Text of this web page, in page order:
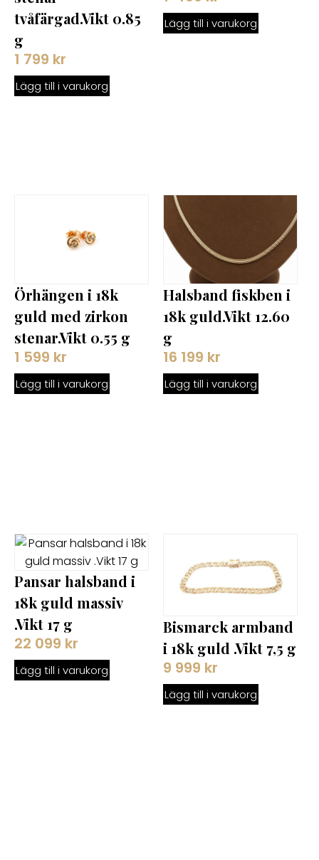
tvåfärgad.Vikt 0.85
g
1 799 kr
Lägg till i varukorg
Lägg till i varukorg
Örhängen i 18k
guld med zirkon
stenar.Vikt 0.55 g
1 599 kr
Lägg till i varukorg
Halsband fiskben i
18k guld.Vikt 12.60
g
16 199 kr
Lägg till i varukorg
Pansar halsband i
18k guld massiv
.Vikt 17 g
22 099 kr
Lägg till i varukorg
Bismarck armband
i 18k guld .Vikt 7,5 g
9 999 kr
Lägg till i varukorg